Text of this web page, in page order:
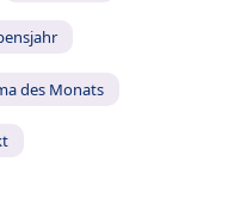
des Monats